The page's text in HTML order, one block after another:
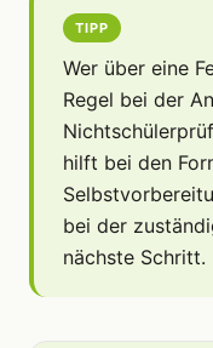
TIPP
Wer über eine
Regel bei der
hilft bei den
bei der
nächste Schritt.